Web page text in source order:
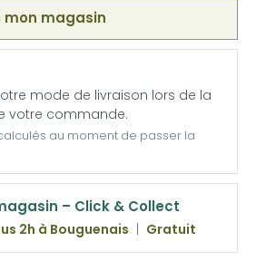
mon magasin
mode de livraison lors de la
votre commande.
au moment de passer la
– Click & Collect
2h à Bouguenais Gratuit